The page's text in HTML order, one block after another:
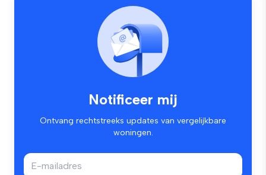
Notificeer mij
Ontvang rechtstreeks updates van vergelijkbare
woningen.